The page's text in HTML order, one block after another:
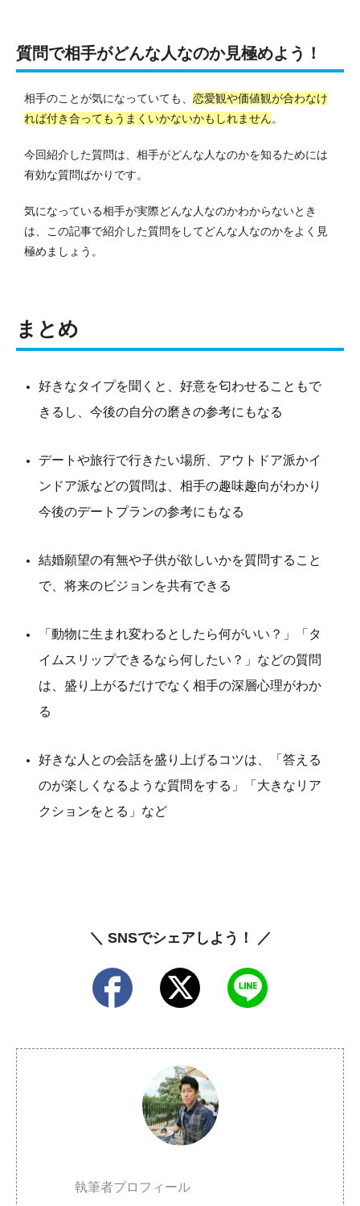
質問で相手がどんな人なのか見極めよう！
相手のことが気になっていても、 恋愛観や価値観が合わなけ
れば付き合ってもうまくいかないかもしれません。
今回紹介した質問は、相手がどんな人なのかを知るためには
有効な質問ばかりです。
気になっている相手が実際どんな人なのかわからないとき
は、この記事で紹介した質問をしてどんな人なのかをよく見
極めましょう。
まとめ
好きなタイプを聞くと、好意を匂わせることもで
きるし、今後の自分の磨きの参考にもなる
デートや旅行で行きたい場所、アウトドア派かイ
ンドア派などの質問は、相手の趣味趣向がわかり
今後のデートプランの参考にもなる
結婚願望の有無や子供が欲しいかを質問すること
で、将来のビジョンを共有できる
「動物に生まれ変わるとしたら何がいい？」「タ
イムスリップできるなら何したい？」などの質問
は、盛り上がるだけでなく相手の深層心理がわか
る
好きな人との会話を盛り上げるコツは、「答える
のが楽しくなるような質問をする」「大きなリア
クションをとる」など
＼ SNSでシェアしよう！ ／
執筆者プロフィール